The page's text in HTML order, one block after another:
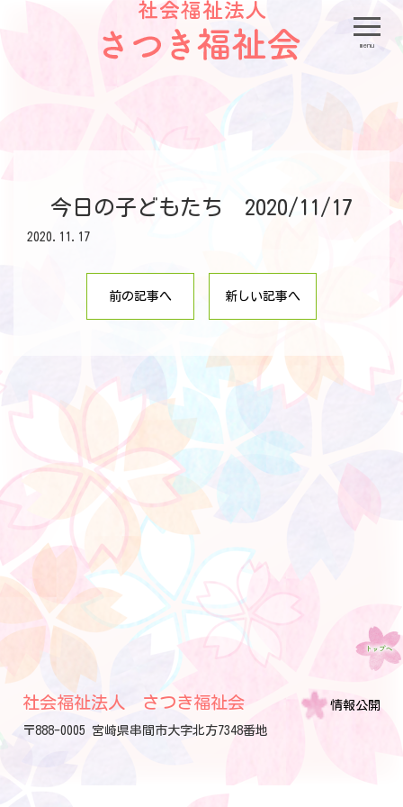
menu
今日の子どもたち 2020/11/17
2020.11.17
前の記事へ 新しい記事へ
社会福祉法人 さつき福祉会
〒888-0005 宮崎県串間市大字北方7348番地
情報公開